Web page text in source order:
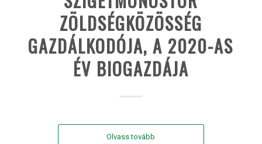
ZÖLDSÉGKÖZÖSSÉG
GAZDÁLKODÓJA, A 2020-AS
ÉV BIOGAZDÁJA
Olvass tovább